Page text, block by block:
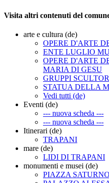
Visita altri contenuti del
arte e cultura (de)
OPERE D'ARTE
ENTE LUGLIO
OPERE D'ARTE
MARIA DI GESU
GRUPPI
STATUA DELLA
Vedi tutti (de)
Eventi (de)
--- nuova scheda ---
--- nuova scheda ---
Itinerari (de)
TRAPANI
mare (de)
LIDI DI TRAPANI
monumenti e musei (de)
PIAZZA SATURNO